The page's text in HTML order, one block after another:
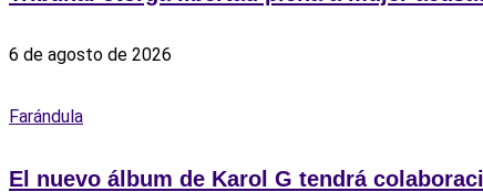
6 de agosto de 2026
Farándula
El nuevo álbum de Karol G tendrá